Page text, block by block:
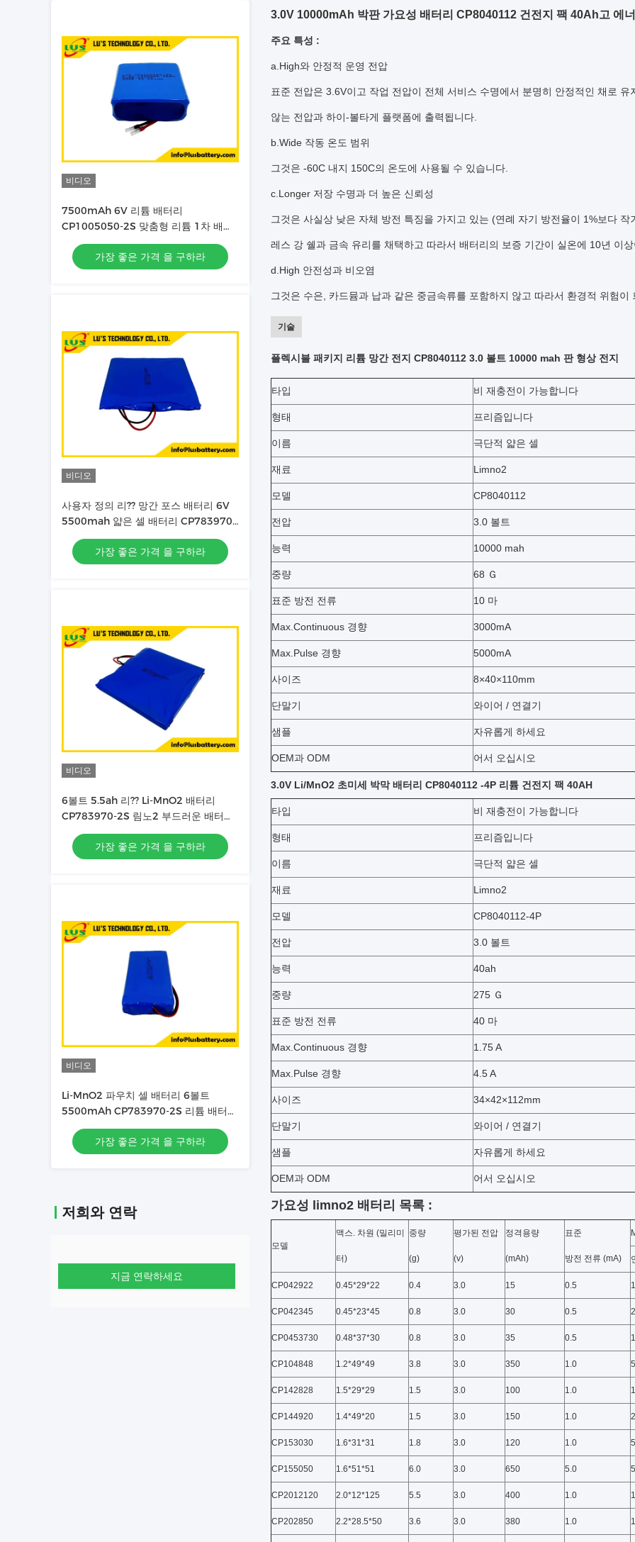
비디오
7500mAh 6V 리튬 배터리
CP1005050-2S 맞춤형 리튬 1차 배터
리 팩
가장 좋은 가격 을 구하라
비디오
사용자 정의 리?? 망간 포스 배터리 6V
5500mah 얇은 셀 배터리 CP783970-
2S 배터리
가장 좋은 가격 을 구하라
비디오
6볼트 5.5ah 리?? Li-MnO2 배터리
CP783970-2S 림노2 부드러운 배터리
팩 OEM 공장
가장 좋은 가격 을 구하라
비디오
Li-MnO2 파우치 셀 배터리 6볼트
5500mAh CP783970-2S 리튬 배터리
맞춤형
가장 좋은 가격 을 구하라
저희와 연락
지금 연락하세요
3.0V 10000mAh 박판 가요성 배터리 CP8040112 건전지 팩 40Ah고 에
주요 특성 :
a.High와 안정적 운영 전압
표준 전압은 3.6V이고 작업 전압이 전체 서비스 수명에서 분명히 안정적인 채로
않는 전압과 하이-볼타게 플랫폼에 출력됩니다.
b.Wide 작동 온도 범위
그것은 -60C 내지 150C의 온도에 사용될 수 있습니다.
c.Longer 저장 수명과 더 높은 신뢰성
그것은 사실상 낮은 자체 방전 특징을 가지고 있는 (연례 자기 방전율이 1%보다
레스 강 쉘과 금속 유리를 채택하고 따라서 배터리의 보증 기간이 실온에 10년 이
d.High 안전성과 비오염
그것은 수은, 카드뮴과 납과 같은 중금속류를 포함하지 않고 따라서 환경적 위험이
기술
플렉시블 패키지 리튬 망간 전지 CP8040112 3.0 볼트 10000 mah 판 형상 전지
타입 비 재충전이 가능합니다
형태 프리즘입니다
이름 극단적 얇은 셀
재료 Limno2
모델 CP8040112
전압 3.0 볼트
능력 10000 mah
중량 68 Ｇ
표준 방전 전류 10 마
Max.Continuous 경향 3000mA
Max.Pulse 경향 5000mA
사이즈 8×40×110mm
단말기 와이어 / 연결기
샘플 자유롭게 하세요
OEM과 ODM 어서 오십시오
3.0V Li/MnO2 초미세 박막 배터리 CP8040112 -4P 리튬 건전지 팩 40AH
타입 비 재충전이 가능합니다
형태 프리즘입니다
이름 극단적 얇은 셀
재료 Limno2
모델 CP8040112-4P
전압 3.0 볼트
능력 40ah
중량 275 Ｇ
표준 방전 전류 40 마
Max.Continuous 경향 1.75 A
Max.Pulse 경향 4.5 A
사이즈 34×42×112mm
단말기 와이어 / 연결기
샘플 자유롭게 하세요
OEM과 ODM 어서 오십시오
가요성 limno2 배터리 목록 :
모델
맥스. 차원 (밀리미
터)
중량
(g)
평가된 전압
(v)
정격용량
(mAh)
표준
방전 전류 (mA)
CP042922 0.45*29*22 0.4 3.0 15 0.5
CP042345 0.45*23*45 0.8 3.0 30 0.5
CP0453730 0.48*37*30 0.8 3.0 35 0.5
CP104848 1.2*49*49 3.8 3.0 350 1.0
CP142828 1.5*29*29 1.5 3.0 100 1.0
CP144920 1.4*49*20 1.5 3.0 150 1.0
CP153030 1.6*31*31 1.8 3.0 120 1.0
CP155050 1.6*51*51 6.0 3.0 650 5.0
CP2012120 2.0*12*125 5.5 3.0 400 1.0
CP202850 2.2*28.5*50 3.6 3.0 380 1.0